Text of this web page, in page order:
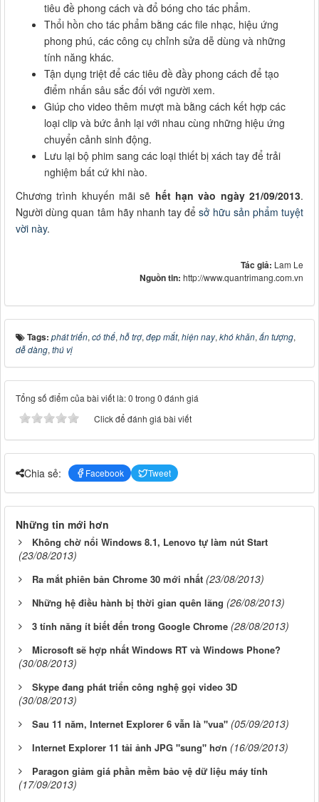
tiêu đề phong cách và đổ bóng cho tác phẩm.
Thổi hồn cho tác phẩm bằng các file nhạc, hiệu ứng
phong phú, các công cụ chỉnh sửa dễ dùng và những
tính năng khác.
Tận dụng triệt để các tiêu đề đầy phong cách để tạo
điểm nhấn sâu sắc đối với người xem.
Giúp cho video thêm mượt mà bằng cách kết hợp các
loại clip và bức ảnh lại với nhau cùng những hiệu ứng
chuyển cảnh sinh động.
Lưu lại bộ phim sang các loại thiết bị xách tay để trải
nghiệm bất cứ khi nào.
Chương trình khuyến mãi sẽ hết hạn vào ngày 21/09/2013.
Người dùng quan tâm hãy nhanh tay đểsở hữu sản phẩm tuyệt
vời này.
Tác giả: Lam Le
Nguồn tin: http://www.quantrimang.com.vn
Tags: phát triển,có thể,hỗ trợ,đẹp mắt,hiện nay,khó khăn,ấn tượng,
dễ dàng,thú vị
Tổng số điểm của bài viết là: 0 trong 0 đánh giá
Click để đánh giá bài viết
Chia sẻ: Facebook Tweet
Những tin mới hơn
Không chờ nổi Windows 8.1, Lenovo tự làm nút Start
(23/08/2013)
Ra mắt phiên bản Chrome 30 mới nhất (23/08/2013)
Những hệ điều hành bị thời gian quên lãng (26/08/2013)
3 tính năng ít biết đến trong Google Chrome (28/08/2013)
Microsoft sẽ hợp nhất Windows RT và Windows Phone?
(30/08/2013)
Skype đang phát triển công nghệ gọi video 3D
(30/08/2013)
Sau 11 năm, Internet Explorer 6 vẫn là "vua" (05/09/2013)
Internet Explorer 11 tải ảnh JPG "sung" hơn (16/09/2013)
Paragon giảm giá phần mềm bảo vệ dữ liệu máy tính
(17/09/2013)